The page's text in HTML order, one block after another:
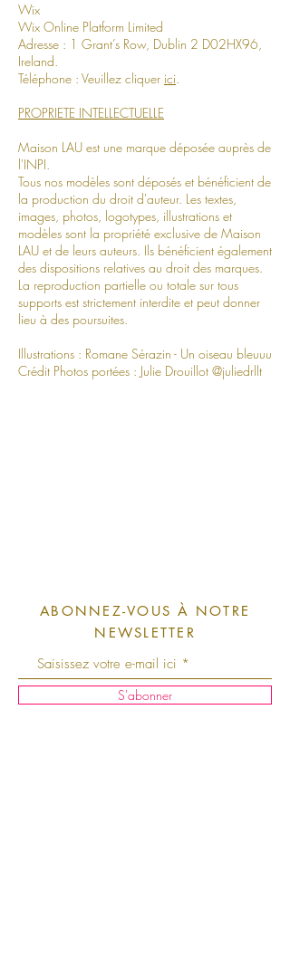
Wix
Wix Online Platform Limited
Adresse : 1 Grant’s Row, Dublin 2 D02HX96,
Ireland.
Téléphone : Veuillez cliquer ici.
PROPRIETE INTELLECTUELLE
Maison LAU est une marque déposée auprès de
l'INPI.
Tous nos modèles sont déposés et bénéficient de
la production du droit d'auteur. Les textes,
images, photos, logotypes, illustrations et
modèles sont la propriété exclusive de Maison
LAU et de leurs auteurs. Ils bénéficient également
des dispositions relatives au droit des marques.
La reproduction partielle ou totale sur tous
supports est strictement interdite et peut donner
lieu à des poursuites.
Illustrations : Romane Sérazin - Un oiseau bleuuu
Crédit Photos portées : Julie Drouillot @juliedrllt
ABONNEZ-VOUS À NOTRE
NEWSLETTER
S'abonner